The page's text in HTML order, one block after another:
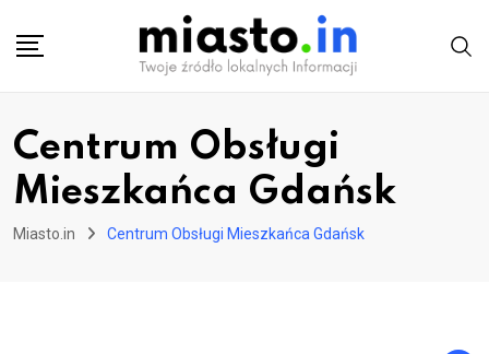
Centrum Obsługi
Mieszkańca Gdańsk
Miasto.in Centrum Obsługi Mieszkańca Gdańsk